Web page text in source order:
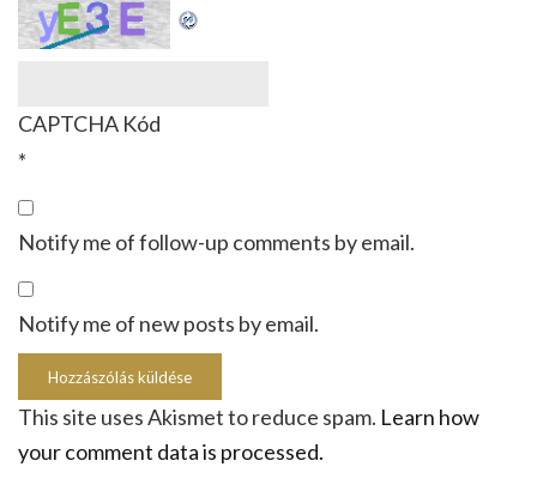
CAPTCHA Kód
*
Notify me of follow-up comments by email.
Notify me of new posts by email.
This site uses Akismet to reduce spam. Learn how
your comment data is processed.